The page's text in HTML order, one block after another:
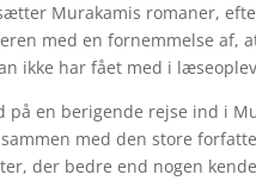
Murakamis romaner,
med en fornemmelse af,
ikke har fået med i
på en berigende rejse ind i
med den store
der bedre end nogen